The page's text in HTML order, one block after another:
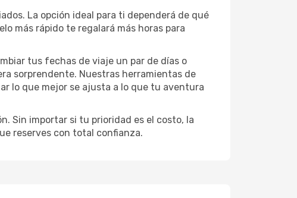
La opción ideal para ti dependerá de qué
más rápido te regalará más horas para
tus fechas de viaje un par de días o
sorprendente. Nuestras herramientas de
lo que mejor se ajusta a lo que tu aventura
Sin importar si tu prioridad es el costo, la
reserves con total confianza.